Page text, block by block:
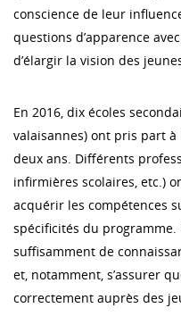
conscience de leur
questions d’apparence
d’élargir la vision des
En 2016, dix écoles
valaisannes) ont pris part à
deux ans. Différents
infirmières scolaires, etc.)
acquérir les compétences
spécificités du
suffisamment de
et, notamment, s’assurer
correctement auprès des